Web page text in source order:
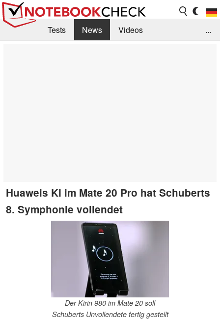
Tests News
Videos
...
Huaweis KI im Mate 20 Pro hat Schuberts
8. Symphonie vollendet
Der Kirin 980 im Mate 20 soll
Schuberts Unvollendete fertig gestellt